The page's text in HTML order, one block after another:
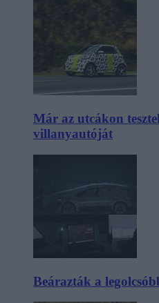
Már az utcákon
villanyautóját
Beárazták a